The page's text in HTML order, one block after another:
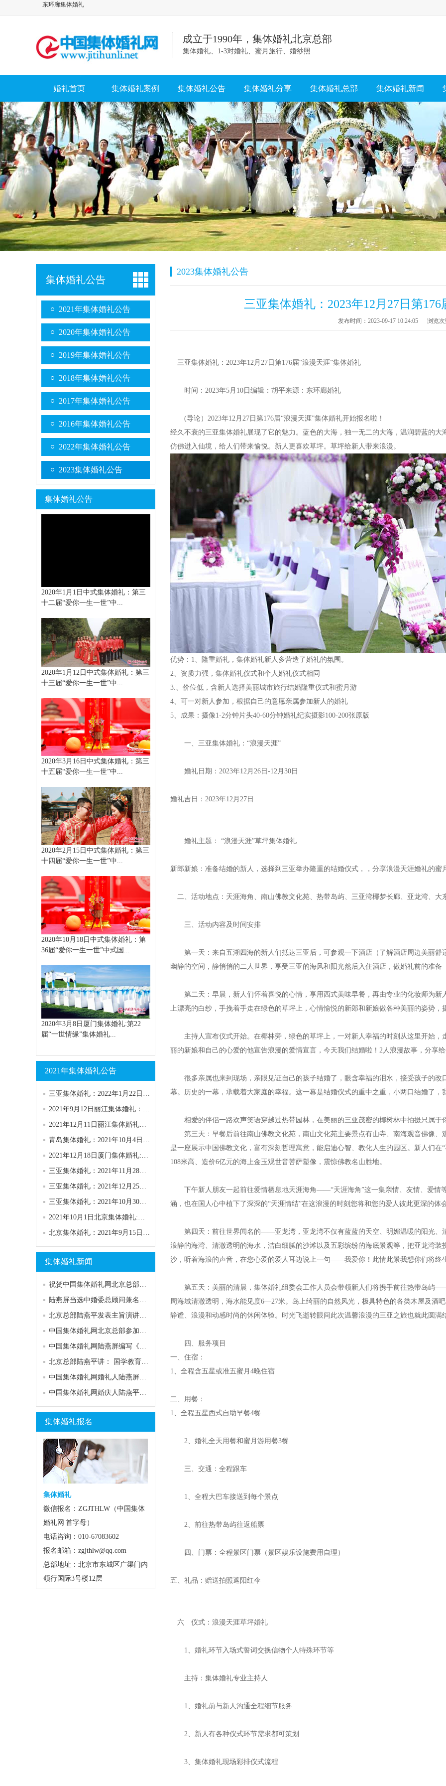
东环廊集体婚礼
成立于1990年，集体婚礼北京总部
集体婚礼、1-3对婚礼、蜜月旅行、婚纱照
婚礼首页 集体婚礼案例 集体婚礼公告 集体婚礼分享 集体婚礼总部 集体婚礼新闻
集体婚礼公告
2021年集体婚礼公告
2020年集体婚礼公告
2019年集体婚礼公告
2018年集体婚礼公告
2017年集体婚礼公告
2016年集体婚礼公告
2022年集体婚礼公告
2023集体婚礼公告
集体婚礼公告
2020年1月1日中式集体婚礼：第三
十二届“爱你一生一世”中...
2020年1月12日中式集体婚礼：第三
十三届“爱你一生一世”中...
2020年3月16日中式集体婚礼：第三
十五届“爱你一生一世”中...
2020年2月15日中式集体婚礼：第三
十四届“爱你一生一世”中...
2020年10月18日中式集体婚礼：第
36届“爱你一生一世”中式国...
2020年3月8日厦门集体婚礼:第22
届“一世情缘”集体婚礼...
2021年集体婚礼公告
集体婚礼新闻
集体婚礼报名
集体婚礼
微信报名：ZGJTHLW（中国集体
婚礼网 首字母）
电话咨询：010-67083602
报名邮箱：zgjthlw@qq.com
总部地址：北京市东城区广渠门内
领行国际3号楼12层
2023集体婚礼公告
三亚集体婚礼：2023年12月27日第
发布时间：2023-09-17 10:24:05 浏览次
三亚集体婚礼：2023年12月27日第176届“浪漫天涯”集体婚礼
时间：2023年5月10日编辑：胡平来源：东环廊婚礼
(导论）2023年12月27日第176届“浪漫天涯”集体婚礼开始报名啦！
经久不衰的三亚集体婚礼展现了它的魅力。蓝色的大海，独一无二的大海，温润碧蓝的大
仿佛进入仙境，给人们带来愉悦。新人更喜欢草坪。草坪给新人带来浪漫。
优势：1、隆重婚礼，集体婚礼新人多营造了婚礼的氛围。
2、资质力强，集体婚礼仪式和个人婚礼仪式相同
3.、价位低，含新人选择美丽城市旅行结婚隆重仪式和蜜月游
4、可一对新人参加，根据自己的意愿亲属参加新人的婚礼
5、成果：摄像1-2分钟片头40-60分钟婚礼纪实摄影100-200张原版
一、三亚集体婚礼：“浪漫天涯”
婚礼日期：2023年12月26日-12月30日
婚礼吉日：2023年12月27日
婚礼主题： “浪漫天涯”草坪集体婚礼
新郎新娘：准备结婚的新人，选择到三亚举办隆重的结婚仪式，，分享浪漫天涯婚礼的蜜
二、活动地点：天涯海角、南山佛教文化苑、热带岛屿、三亚湾椰梦长廊、亚龙湾、大
三、活动内容及时间安排
第一天：来自五湖四海的新人们抵达三亚后，可参观一下酒店（了解酒店周边美丽舒
幽静的空间，静悄悄的二人世界，享受三亚的海风和阳光然后入住酒店，做婚礼前的准备
第二天：早晨，新人们怀着喜悦的心情，享用西式美味早餐，再由专业的化妆师为新
上漂亮的白纱，手挽着手走在绿色的草坪上，心情愉悦的新郎和新娘做各种美丽的姿势，
主持人宣布仪式开始。在椰林旁，绿色的草坪上，一对新人幸福的时刻从这里开始，
丽的新娘和自己的心爱的他宣告浪漫的爱情宣言，今天我们结婚啦！2人浪漫故事，分享
很多亲属也来到现场，亲眼见证自己的孩子结婚了，眼含幸福的泪水，接受孩子的改
幕。历史的一幕，承载着大家庭的幸福。这一幕是结婚仪式的重中之重，小两口结婚了，
相爱的伴侣一路欢声笑语穿越过热带园林，在美丽的三亚茂密的椰树林中拍摄只属于
第三天：早餐后前往南山佛教文化苑，南山文化苑主要景点有山寺、南海观音佛像、
是一座展示中国佛教文化，富有深刻哲理寓意，能启迪心智、教化人生的园区。新人们
108米高、造价6亿元的海上金玉观世音菩萨塑像，震惊佛教名山胜地。
下午新人朋友一起前往爱情栖息地天涯海角——“天涯海角”这一集亲情、友情、爱情
涵，也在国人心中植下了深深的“天涯情结”在这浪漫的时刻您将和您的爱人彼此更深的体
第四天：前往世界闻名的——亚龙湾，亚龙湾不仅有蓝蓝的天空、明媚温暖的阳光、
浪静的海湾、清澈透明的海水，洁白细腻的沙滩以及五彩缤纷的海底景观等，把亚龙湾
沙，听着海浪的声音，在您心爱的爱人耳边说上一句——我爱你！此情此景我想你们将终
第五天：美丽的清晨，集体婚礼组委会工作人员会带领新人们将携手前往热带岛屿
周海域清澈透明，海水能见度6—27米。岛上绮丽的自然风光，极具特色的各类木屋及酒
静谧、浪漫和动感时尚的休闲体验。时光飞逝转眼间此次温馨浪漫的三亚之旅也就此圆满
四、服务项目
一、住宿：
1、全程含五星或准五蜜月4晚住宿
二、用餐：
1、全程五星西式自助早餐4餐
2、婚礼全天用餐和蜜月游用餐3餐
三、交通：全程跟车
1、全程大巴车接送到每个景点
2、前往热带岛屿往返船票
四、门票：全程景区门票（景区娱乐设施费用自理）
五、礼品：赠送拍照遮阳红伞
六 仪式：浪漫天涯草坪婚礼
1、婚礼环节入场式誓词交换信物个人特殊环节等
主持：集体婚礼专业主持人
1、婚礼前与新人沟通全程细节服务
2、新人有各种仪式环节需求都可策划
3、集体婚礼现场彩排仪式流程